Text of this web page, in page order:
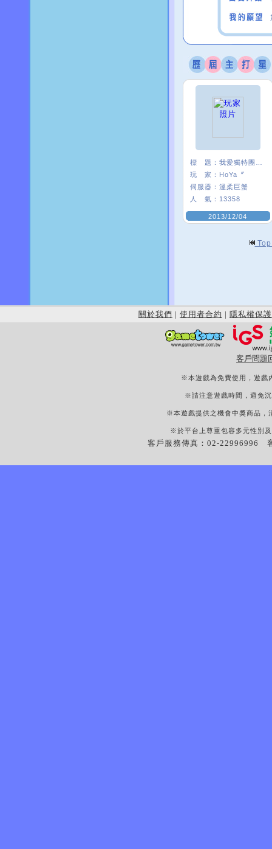
標 題：
玩 家： HoYa〞
伺服器： 溫柔巨蟹
人 氣： 13358
2013/12/04
關於我們 | 使用者合約 | 隱私權保護
客戶問題
※本遊戲為免費使用，遊戲
※請注意遊戲時間，避免
※本遊戲提供之機會中獎商品，
※於平台上尊重包容多元性別
客戶服務傳真：02-22996996